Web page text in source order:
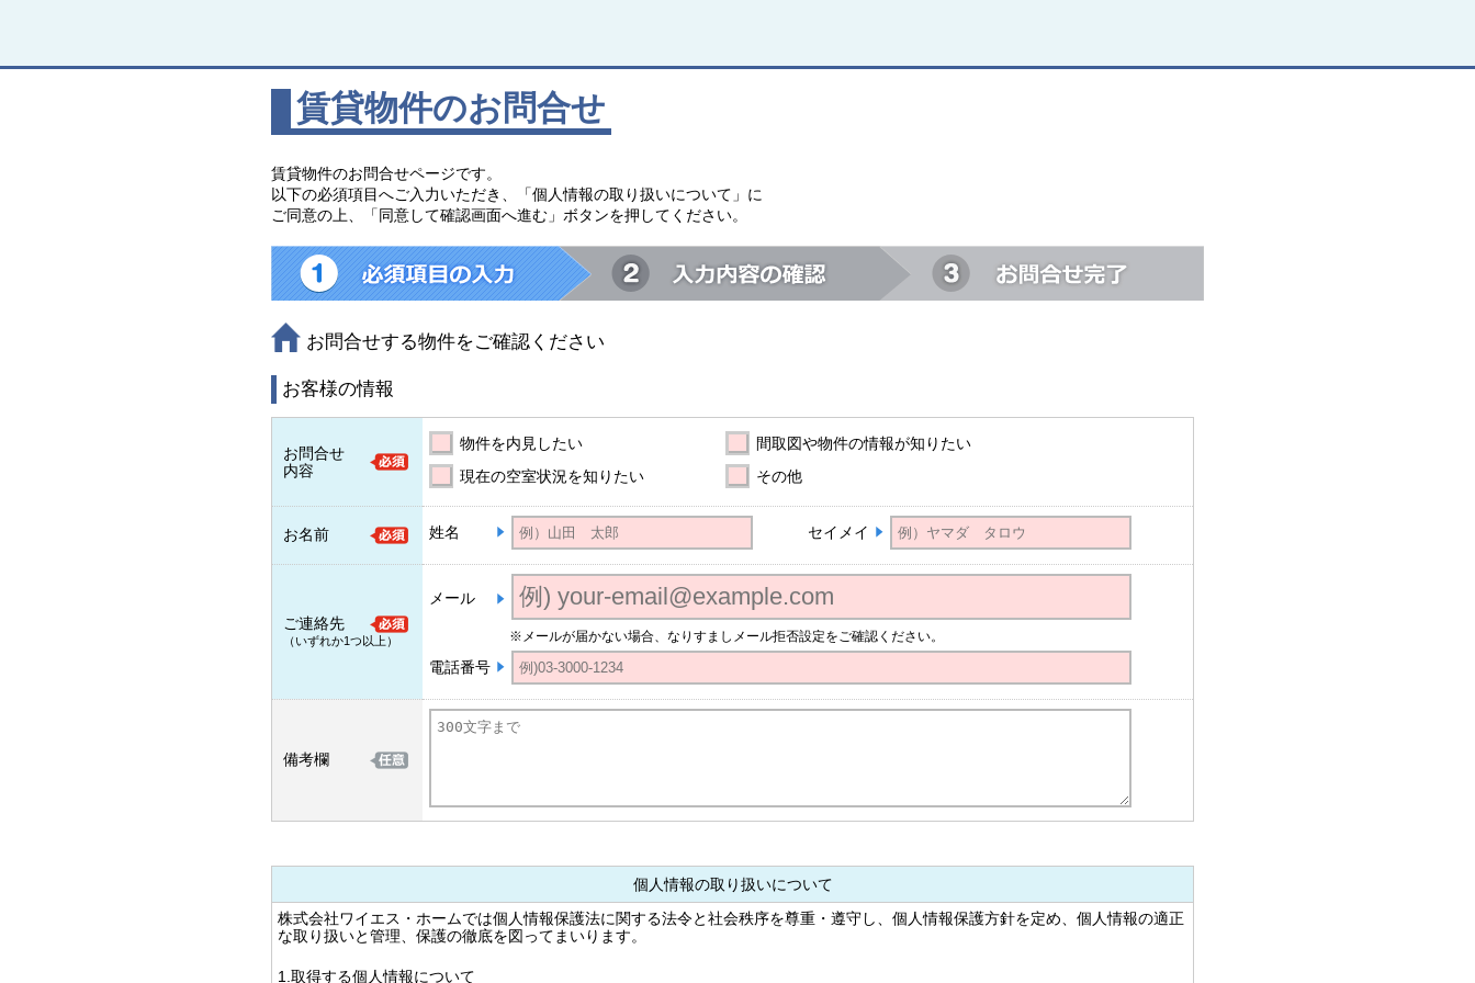
賃貸物件のお問合せ
賃貸物件のお問合せページです。
以下の必須項目へご入力いただき、「個人情報の取り扱いについて」に
ご同意の上、「同意して確認画面へ進む」ボタンを押してください。
お問合せする物件をご確認ください
お客様の情報
お問合せ
内容
物件を内見したい
間取図や物件の情報が知りたい
現在の空室状況を知りたい
その他
お名前 姓名 セイメイ
ご連絡先
（いずれか1つ以上）
メール
※メールが届かない場合、なりすましメール拒否設定をご確認ください。
電話番号
備考欄
個人情報の取り扱いについて
株式会社ワイエス・ホームでは個人情報保護法に関する法令と社会秩序を尊重・遵守し、個人情報保護方針を定め、個人情報の適正
な取り扱いと管理、保護の徹底を図ってまいります。
1.取得する個人情報について